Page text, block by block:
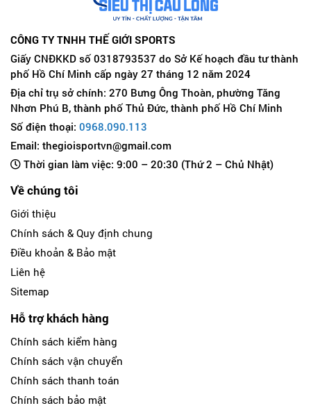
CÔNG TY TNHH THẾ GIỚI SPORTS
Giấy CNĐKKD số 0318793537 do Sở Kế hoạch đầu tư thành
phố Hồ Chí Minh cấp ngày 27 tháng 12 năm 2024
Địa chỉ trụ sở chính: 270 Bưng Ông Thoàn, phường Tăng
Nhơn Phú B, thành phố Thủ Đức, thành phố Hồ Chí Minh
Số điện thoại: 0968.090.113
Email: thegioisportvn@gmail.com
Thời gian làm việc: 9:00 – 20:30 (Thứ 2 – Chủ Nhật)
Về chúng tôi
Giới thiệu
Chính sách & Quy định chung
Điều khoản & Bảo mật
Liên hệ
Sitemap
Hỗ trợ khách hàng
Chính sách kiểm hàng
Chính sách vận chuyển
Chính sách thanh toán
Chính sách bảo mật